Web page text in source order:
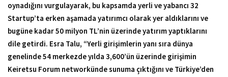
oynadığını vurgulayarak, bu kapsamda yerli ve yabancı 32
Startup’ta erken aşamada yatırımcı olarak yer aldıklarını ve
bugüne kadar 50 milyon TL’nin üzerinde yatırım yaptıklarını
dile getirdi. Esra Talu, “Yerli girişimlerin yanı sıra dünya
genelinde 54 merkezde yılda 3,600’ün üzerinde girişimin
Keiretsu Forum networkünde sunuma çıktığını ve Türkiye’den